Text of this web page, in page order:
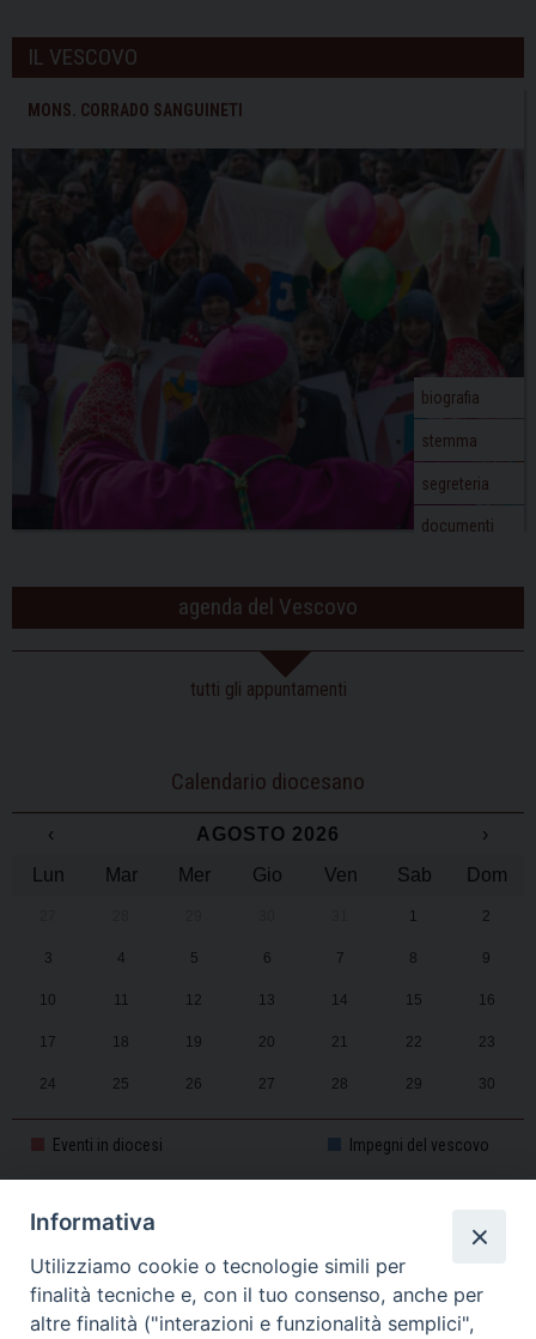
IL VESCOVO
MONS. CORRADO SANGUINETI
biografia
stemma
segreteria
documenti
agenda del Vescovo
tutti gli appuntamenti
Calendario diocesano
‹ AGOSTO 2026
›
Lun
Mar Mer Gio Ven Sab Dom
1 2
3 4 5 6 7 8 9
10 11 12 13 14 15 16
17 18 19 20 21 22 23
24 25 26 27 28 29 30
Eventi in diocesi Impegni del vescovo
CALENDARIO PASTORALE 2025-2026
Informativa
Utilizziamo cookie o tecnologie simili per
finalità tecniche e, con il tuo consenso, anche per
altre finalità ("interazioni e funzionalità semplici",